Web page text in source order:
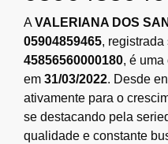
AVALERIANA DOS
05904859465, registrada
45856560000180, é
em 31/03/2022. Desde
ativamente para o
se destacando pela
qualidade e constante